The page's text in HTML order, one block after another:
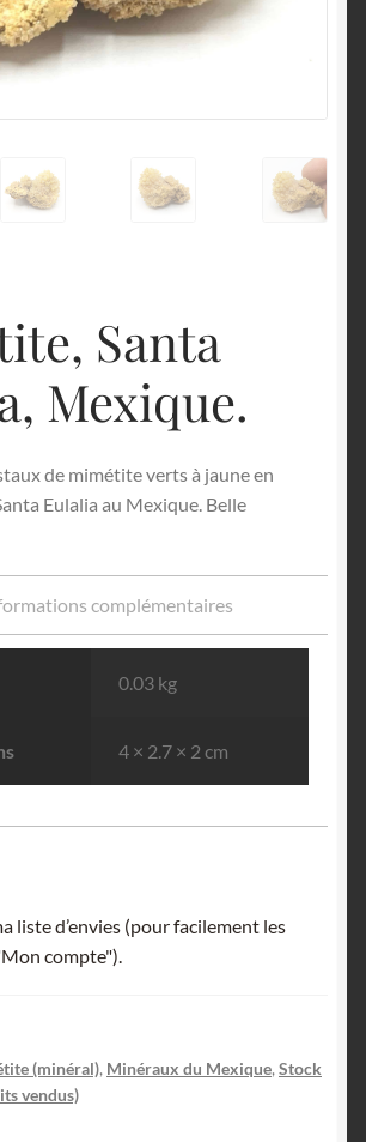
Santa
Mexique.
de mimétite verts à jaune en
Eulalia au Mexique. Belle
complémentaires
0.03 kg
4 × 2.7 × 2 cm
liste d’envies (pour facilement les
compte").
(minéral), Minéraux du Mexique, Stock
vendus)